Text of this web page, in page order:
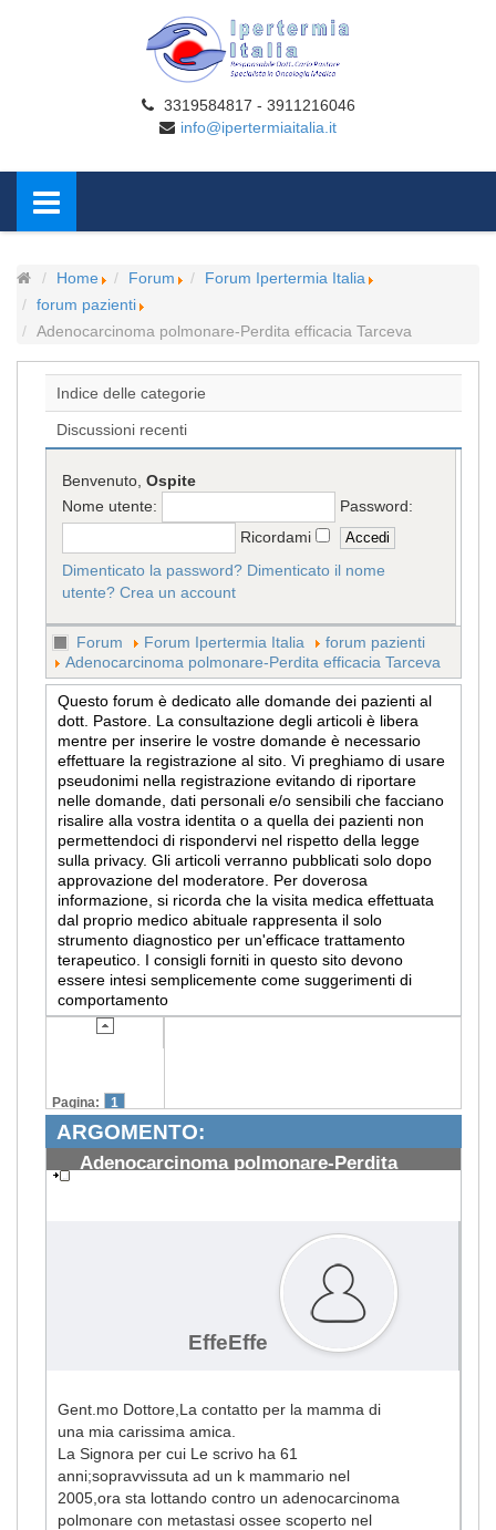
3319584817 - 3911216046
info@ipertermiaitalia.it
Home Forum
Forum Ipertermia Italia
forum pazienti
Adenocarcinoma polmonare-Perdita efficacia Tarceva
Indice delle categorie
Discussioni recenti
Benvenuto,Ospite
Nome utente:
Password:
Ricordami
Dimenticato la password? Dimenticato il nome
utente? Crea un account
Forum Forum Ipertermia Italia
forum pazienti
Adenocarcinoma polmonare-Perdita efficacia Tarceva
Questo forum è dedicato alle domande dei pazienti al
dott. Pastore. La consultazione degli articoli è libera
mentre per inserire le vostre domande è necessario
effettuare la registrazione al sito. Vi preghiamo di usare
pseudonimi nella registrazione evitando di riportare
nelle domande, dati personali e/o sensibili che facciano
risalire alla vostra identita o a quella dei pazienti non
permettendoci di rispondervi nel rispetto della legge
sulla privacy. Gli articoli verranno pubblicati solo dopo
approvazione del moderatore. Per doverosa
informazione, si ricorda che la visita medica effettuata
dal proprio medico abituale rappresenta il solo
strumento diagnostico per un'efficace trattamento
terapeutico. I consigli forniti in questo sito devono
essere intesi semplicemente come suggerimenti di
comportamento
Pagina: 1
ARGOMENTO:
Adenocarcinoma polmonare-Perdita
EffeEffe
Gent.mo Dottore,La contatto per la mamma di
una mia carissima amica.
La Signora per cui Le scrivo ha 61
anni;sopravvissuta ad un k mammario nel
2005,ora sta lottando contro un adenocarcinoma
polmonare con metastasi ossee scoperto nel